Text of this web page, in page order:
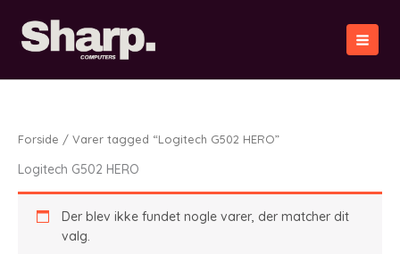
indholdet
Forside / Varer tagged “Logitech G502 HERO”
Logitech G502 HERO
Der blev ikke fundet nogle varer, der matcher dit
valg.